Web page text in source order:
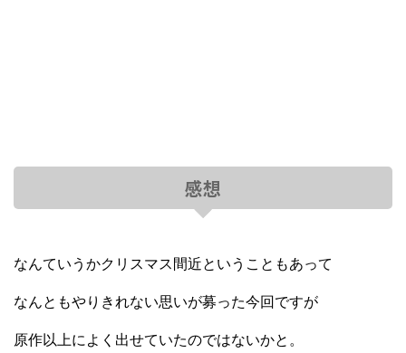
感想
なんていうかクリスマス間近ということもあって
なんともやりきれない思いが募った今回ですが
原作以上によく出せていたのではないかと。